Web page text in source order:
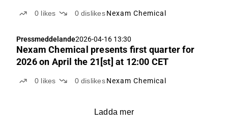
0 likes 0 dislikes Nexam Chemical
Pressmeddelande2026-04-16 13:30
Nexam Chemical presents first quarter for
2026 on April the 21[st] at 12:00 CET
0 likes 0 dislikes Nexam Chemical
Ladda mer